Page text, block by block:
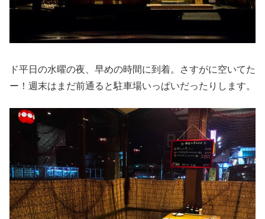
ド平日の水曜の夜、早めの時間に到着。さすがに空いてた
ー！週末はまだ前通ると駐車場いっぱいだったりします。